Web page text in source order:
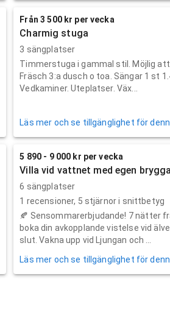
Från 3 500 kr per vecka
Charmig stuga
3 sängplatser
Timmerstuga i gammal stil. Möjlig
Fräsch 3:a dusch o toa. Sängar 1 st
Vedkaminer. Uteplatser. Väx...
Läs mer och se tillgänglighet för
5 890 - 9 000 kr per vecka
Villa vid vattnet med egen
6 sängplatser
1 recensioner, 5 stjärnor i snittbetyg
🍂 Sensommarerbjudande! 7 nätter
boka din avkopplande vistelse vid
slut. Vakna upp vid Ljungan och ...
Läs mer och se tillgänglighet för